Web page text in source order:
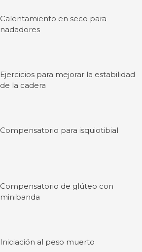
Calentamiento en seco para
nadadores
Ejercicios para mejorar la estabilidad
de la cadera
Compensatorio para isquiotibial
Compensatorio de glúteo con
minibanda
Iniciación al peso muerto